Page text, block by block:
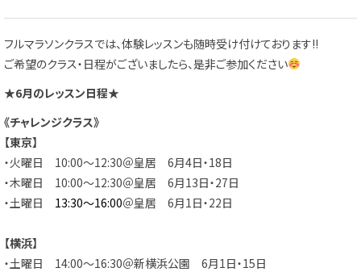
フルマラソンクラスでは、体験レッスンも随時受け付けております!!
ご希望のクラス・日程がございましたら、是非ご参加ください
★6月のレッスン日程★
《チャレンジクラス》
【東京】
・火曜日 10:00～12:30＠皇居 6月4日・18日
・木曜日 10:00～12:30＠皇居 6月13日・27日
・土曜日 13:30～16:00＠皇居 6月1日・22日
【横浜】
・土曜日 14:00～16:30＠新横浜公園 6月1日・15日